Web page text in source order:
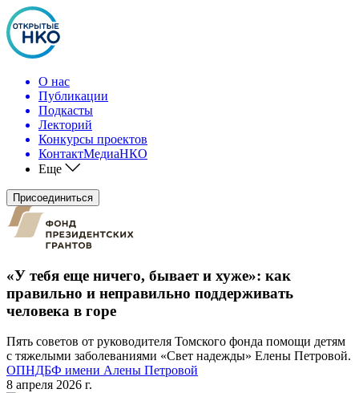
О нас
Публикации
Подкасты
Лекторий
Конкурсы проектов
КонтактМедиаНКО
Еще
Присоединиться
«У тебя еще ничего, бывает и хуже»: как
правильно и неправильно поддерживать
человека в горе
Пять советов от руководителя Томского фонда помощи детям
с тяжелыми заболеваниями «Свет надежды» Елены Петровой.
ОПНДБФ имени Алены Петровой
8 апреля 2026 г.